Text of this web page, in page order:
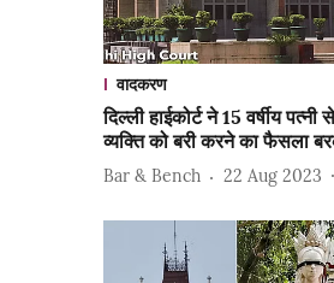
वादकरण
दिल्ली हाईकोर्ट ने 15 वर्षीय
व्यक्ति को बरी करने का फैसला
Bar & Bench 22 Aug 2023